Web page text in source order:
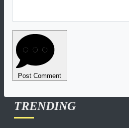
Post Comment
TRENDING